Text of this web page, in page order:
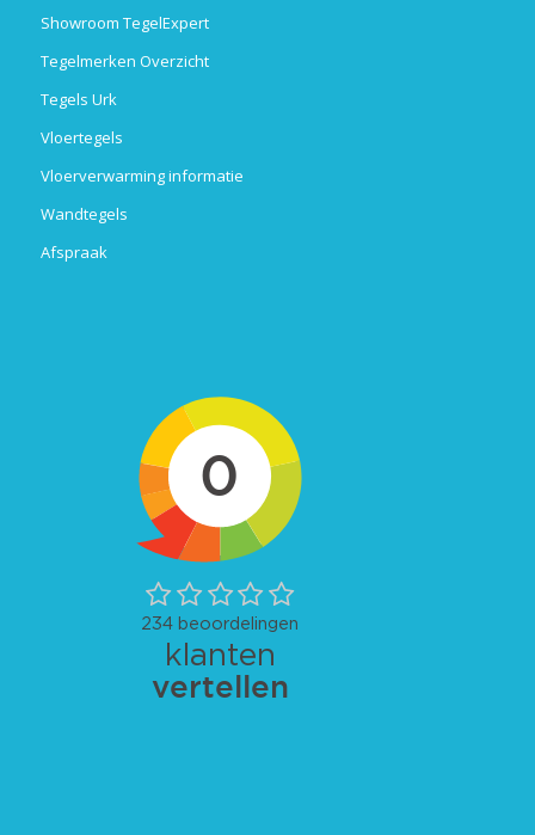
Showroom TegelExpert
Tegelmerken Overzicht
Tegels Urk
Vloertegels
Vloerverwarming informatie
Wandtegels
Afspraak